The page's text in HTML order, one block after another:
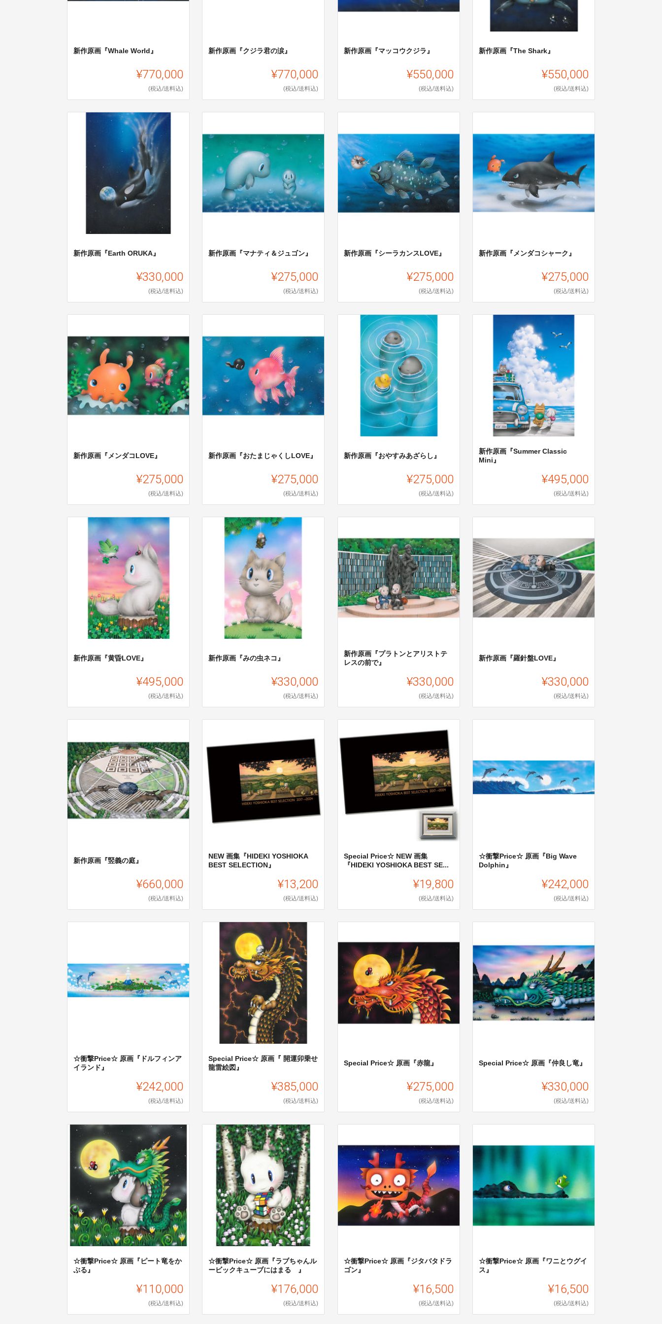
新作原画『Whale World』
¥770,000
(税込/送料込)
新作原画『クジラ君の涙』
¥770,000
(税込/送料込)
新作原画『マッコウクジラ』
¥550,000
(税込/送料込)
新作原画『The Shark』
¥550,000
(税込/送料込)
新作原画『Earth ORUKA』
¥330,000
(税込/送料込)
新作原画『マナティ＆ジュゴン』
¥275,000
(税込/送料込)
新作原画『シーラカンスLOVE』
¥275,000
(税込/送料込)
新作原画『メンダコシャーク』
¥275,000
(税込/送料込)
新作原画『メンダコLOVE』
¥275,000
(税込/送料込)
新作原画『おたまじゃくしLOVE』
¥275,000
(税込/送料込)
新作原画『おやすみあざらし』
¥275,000
(税込/送料込)
新作原画『Summer Classic
Mini』
¥495,000
(税込/送料込)
新作原画『黄昏LOVE』
¥495,000
(税込/送料込)
新作原画『みの虫ネコ』
¥330,000
(税込/送料込)
新作原画『プラトンとアリストテ
レスの前で』
¥330,000
(税込/送料込)
新作原画『羅針盤LOVE』
¥330,000
(税込/送料込)
新作原画『竪義の庭』
¥660,000
(税込/送料込)
NEW 画集『HIDEKI YOSHIOKA
BEST SELECTION』
¥13,200
(税込/送料込)
Special Price☆ NEW 画集
『HIDEKI YOSHIOKA BEST SE...
¥19,800
(税込/送料込)
☆衝撃Price☆ 原画『Big Wave
Dolphin』
¥242,000
(税込/送料込)
☆衝撃Price☆ 原画『ドルフィンア
イランド』
¥242,000
(税込/送料込)
Special Price☆ 原画『 開運卯乗せ
龍雷絵図』
¥385,000
(税込/送料込)
Special Price☆ 原画『赤龍』
¥275,000
(税込/送料込)
Special Price☆ 原画『仲良し竜』
¥330,000
(税込/送料込)
☆衝撃Price☆ 原画『ピート竜をか
ぶる』
¥110,000
(税込/送料込)
☆衝撃Price☆ 原画『ラブちゃんル
ービックキューブにはまる 』
¥176,000
(税込/送料込)
☆衝撃Price☆ 原画『ジタバタドラ
ゴン』
¥16,500
(税込/送料込)
☆衝撃Price☆ 原画『ワニとウグイ
ス』
¥16,500
(税込/送料込)